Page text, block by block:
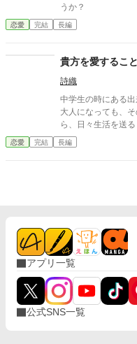
うか？
恋愛 完結 長編
貴方を愛するこ
詩織
中学生の時にある
大人になっても、
ら、日々生活を送る
恋愛 完結 長編
アプリ一覧
公式SNS一覧